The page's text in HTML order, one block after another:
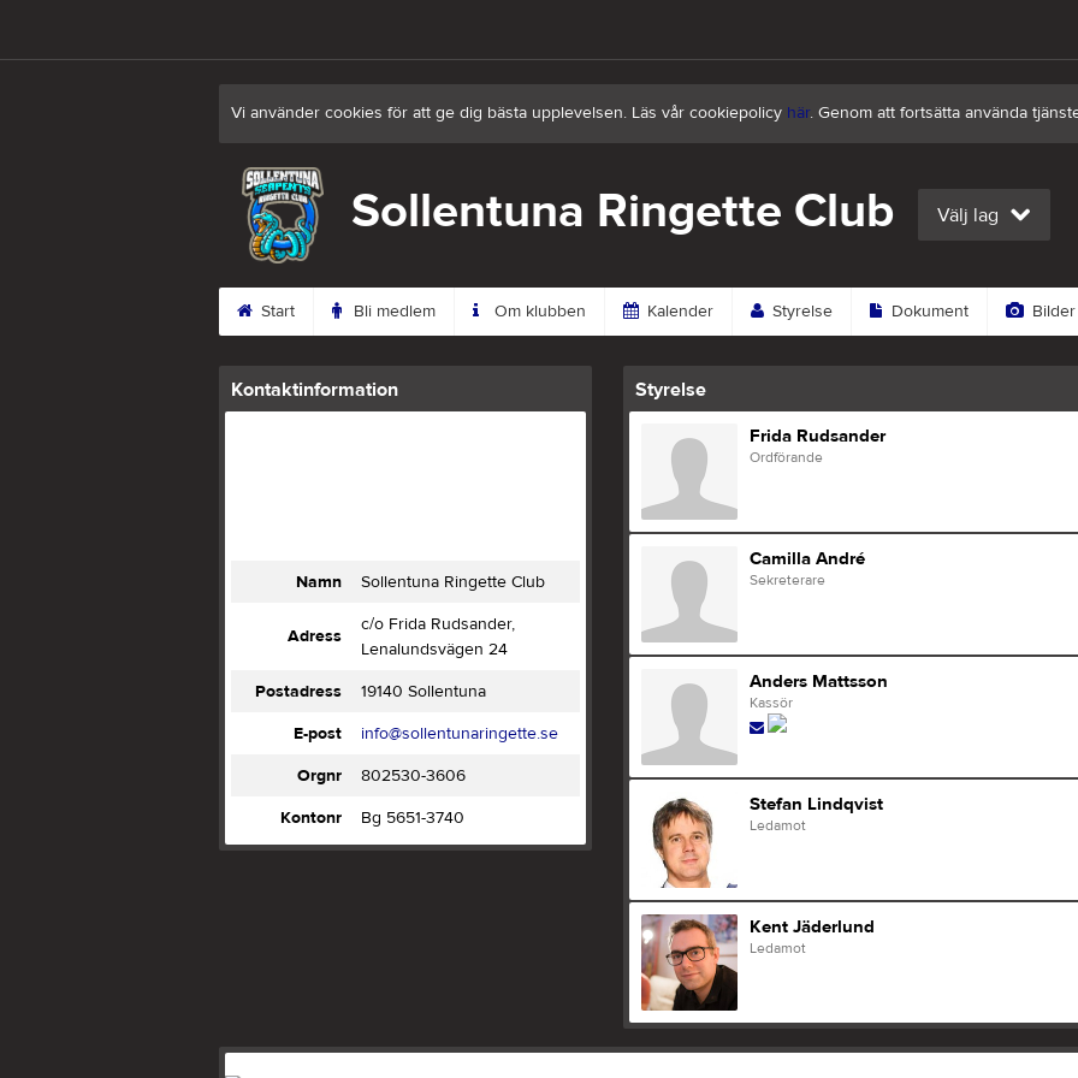
Vi använder cookies för att ge dig bästa upplevelsen. Läs vår cookiepolicy här. Genom att fortsätta använda
Sollentuna Ringette Club Välj lag
Start Bli medlem Om klubben Kalender Styrelse Dokument Bilder
Kontaktinformation
Namn Sollentuna Ringette Club
Adress
c/o Frida Rudsander,
Lenalundsvägen 24
Postadress
19140 Sollentuna
E-post
info@sollentunaringette.se
Orgnr
802530-3606
Kontonr
Bg 5651-3740
Styrelse
Frida Rudsander
Ordförande
Camilla André
Sekreterare
Anders Mattsson
Kassör
Stefan Lindqvist
Ledamot
Kent Jäderlund
Ledamot